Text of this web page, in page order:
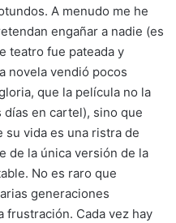
A menudo me he
engañar a nadie (es
teatro fue pateada y
novela vendió pocos
que la película no la
en cartel), sino que
vida es una ristra de
de la única versión de la
No es raro que
generaciones
frustración. Cada vez hay